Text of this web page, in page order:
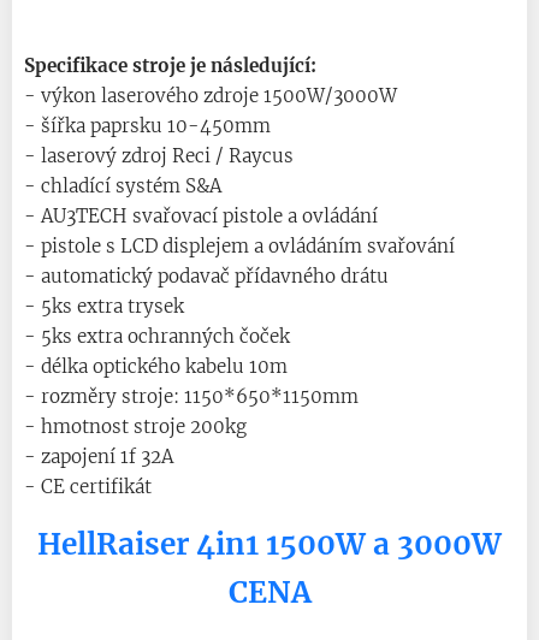
Specifikace stroje je následující:
- výkon laserového zdroje 1500W/3000W
- šířka paprsku 10-450mm
- laserový zdroj Reci / Raycus
- chladící systém S&A
- AU3TECH svařovací pistole a ovládání
- pistole s LCD displejem a ovládáním svařování
- automatický podavač přídavného drátu
- 5ks extra trysek
- 5ks extra ochranných čoček
- délka optického kabelu 10m
- rozměry stroje: 1150*650*1150mm
- hmotnost stroje 200kg
- zapojení 1f 32A
- CE certifikát
HellRaiser 4in1 1500W a 3000W
CENA